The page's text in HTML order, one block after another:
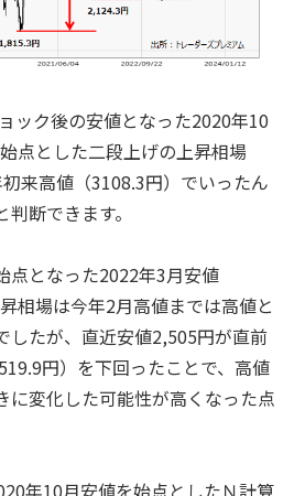
ック後の安値となった2020年10
点とした二段上げの上昇相場
来高値（3108.3円）でいったん
断できます。
点となった2022年3月安値
相場は今年2月高値までは高値と
したが、直近安値2,505円が直前
円）を下回ったことで、高値
に変化した可能性が高くなった点